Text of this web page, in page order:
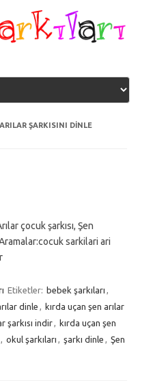
ŞARKISINI DINLE
çocuk şarkısı, Şen
sarkilari ari
Etiketler: bebek şarkıları
dinle
kırda uçan şen arılar
şarkısı indir
kırda uçan şen
okul şarkıları şarkı dinle
Şen